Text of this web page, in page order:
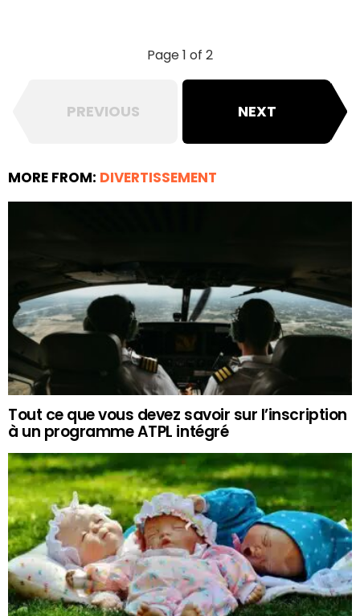
Page 1 of 2
PREVIOUS NEXT
MORE FROM: DIVERTISSEMENT
Tout ce que vous devez savoir sur l’inscription
à un programme ATPL intégré